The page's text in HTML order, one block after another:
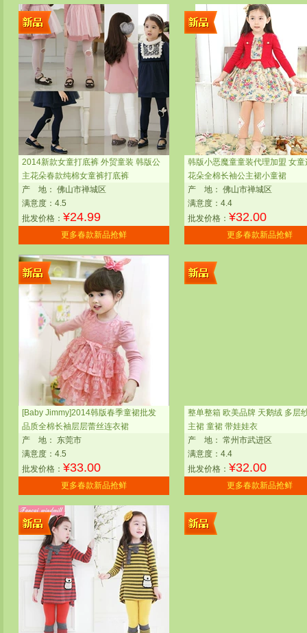
2014新款女童打底裤 外贸童装 韩版公
主花朵春款纯棉女童裤打底裤
产
地： 佛山市禅城区
满意度：4.5
批发价格： ¥24.99
更多春款新品抢鲜
韩版小恶魔童童装代理加盟 女童
花朵全棉长袖公主裙小童裙
产
地： 佛山市禅城区
满意度：4.4
批发价格： ¥32.00
更多春款新品抢鲜
[Baby Jimmy]2014韩版春季童裙批发
品质全棉长袖层层蕾丝连衣裙
产
地：
东莞市
满意度：4.5
批发价格： ¥33.00
更多春款新品抢鲜
整单整箱 欧美品牌 天鹅绒 多层
主裙 童裙 带娃娃衣
产
地： 常州市武进区
满意度：4.4
批发价格： ¥32.00
更多春款新品抢鲜